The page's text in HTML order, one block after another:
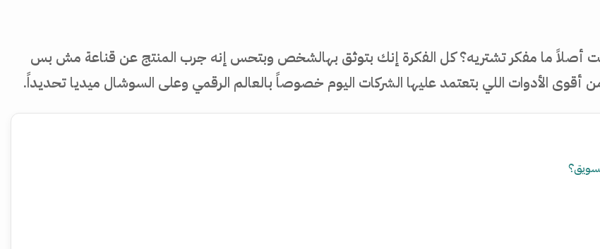
أصلاً ما مفكر تشتريه؟ كل الفكرة إنك بتوثق بهالشخص وبتحس إنه جرب المنتج عن قناعة مش بس
أقوى الأدوات اللي بتعتمد عليها الشركات اليوم خصوصاً بالعالم الرقمي وعلى السوشال ميديا تحديداً.